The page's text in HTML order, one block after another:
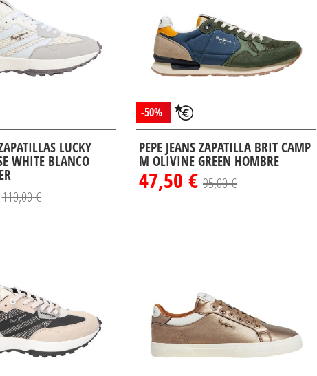
LUCKY
WHITE BLANCO
110,00 €
-50%
PEPE JEANS ZAPATILLA BRIT CAMP
M OLIVINE GREEN HOMBRE
47,50 € 95,00 €